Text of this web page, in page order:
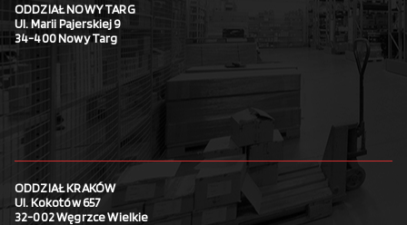
ODDZIAŁ NOWY TARG
Ul. Marii Pajerskiej 9
34-400 Nowy Targ
ODDZIAŁ KRAKÓW
Ul. Kokotów 657
32-002 Węgrzce Wielkie